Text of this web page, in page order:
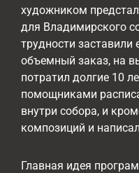
художником
для Владимирского
трудности заставили
объемный заказ, на
потратил долгие 10
помощниками
внутри собора, и
композиций и
Главная идея